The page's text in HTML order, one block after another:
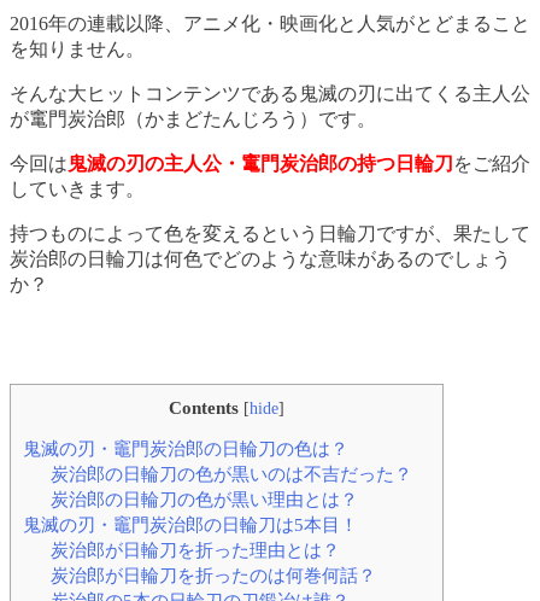
2016年の連載以降、アニメ化・映画化と人気がとどまること
を知りません。
そんな大ヒットコンテンツである鬼滅の刃に出てくる主人公
が竃門炭治郎（かまどたんじろう）です。
今回は鬼滅の刃の主人公・竃門炭治郎の持つ日輪刀 をご紹介
していきます。
持つものによって色を変えるという日輪刀ですが、果たして
炭治郎の日輪刀は何色でどのような意味があるのでしょう
か？
Contents [hide]
鬼滅の刃・竈門炭治郎の日輪刀の色は？
炭治郎の日輪刀の色が黒いのは不吉だった？
炭治郎の日輪刀の色が黒い理由とは？
鬼滅の刃・竈門炭治郎の日輪刀は5本目！
炭治郎が日輪刀を折った理由とは？
炭治郎が日輪刀を折ったのは何巻何話？